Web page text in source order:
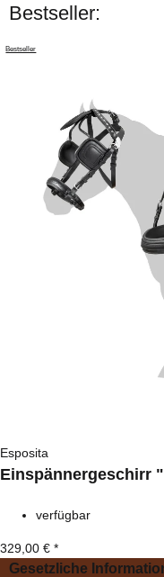
Bestseller:
Bestseller
Esposita
Einspännergeschirr
verfügbar
329,00 € *
Gesetzliche